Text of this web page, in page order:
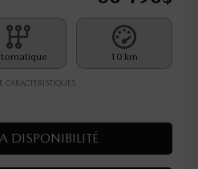
10 km
CARACTÉRISTIQUES
DISPONIBILITÉ